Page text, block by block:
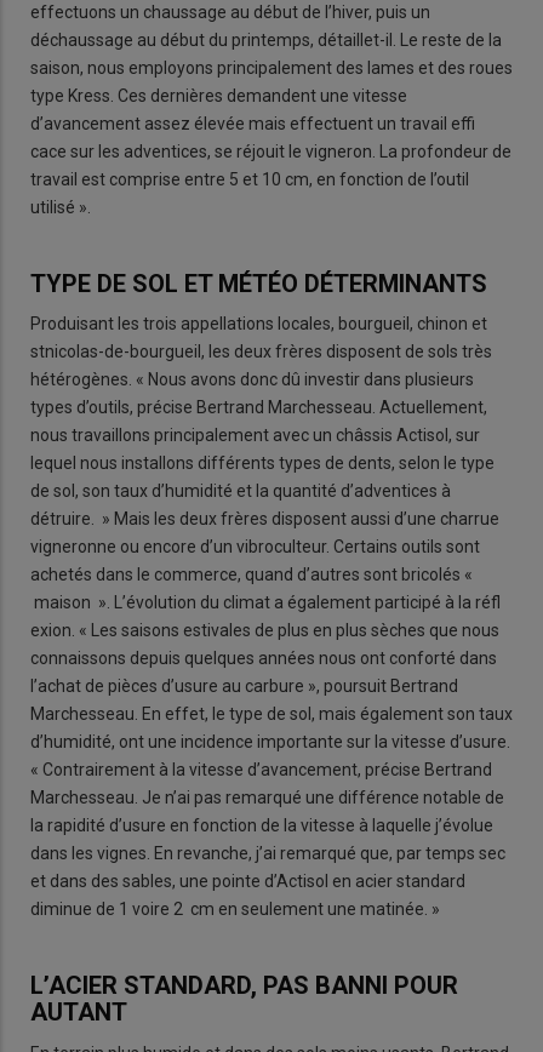
effectuons un chaussage au début de l’hiver, puis un
déchaussage au début du printemps, détaillet-il. Le reste de la
saison, nous employons principalement des lames et des roues
type Kress. Ces dernières demandent une vitesse
d’avancement assez élevée mais effectuent un travail effi
cace sur les adventices, se réjouit le vigneron. La profondeur de
travail est comprise entre 5 et 10 cm, en fonction de l’outil
utilisé ».
TYPE DE SOL ET MÉTÉO DÉTERMINANTS
Produisant les trois appellations locales, bourgueil, chinon et
stnicolas-de-bourgueil, les deux frères disposent de sols très
hétérogènes. « Nous avons donc dû investir dans plusieurs
types d’outils, précise Bertrand Marchesseau. Actuellement,
nous travaillons principalement avec un châssis Actisol, sur
lequel nous installons différents types de dents, selon le type
de sol, son taux d’humidité et la quantité d’adventices à
détruire. » Mais les deux frères disposent aussi d’une charrue
vigneronne ou encore d’un vibroculteur. Certains outils sont
achetés dans le commerce, quand d’autres sont bricolés «
maison ». L’évolution du climat a également participé à la réfl
exion. « Les saisons estivales de plus en plus sèches que nous
connaissons depuis quelques années nous ont conforté dans
l’achat de pièces d’usure au carbure », poursuit Bertrand
Marchesseau. En effet, le type de sol, mais également son taux
d’humidité, ont une incidence importante sur la vitesse d’usure.
« Contrairement à la vitesse d’avancement, précise Bertrand
Marchesseau. Je n’ai pas remarqué une différence notable de
la rapidité d’usure en fonction de la vitesse à laquelle j’évolue
dans les vignes. En revanche, j’ai remarqué que, par temps sec
et dans des sables, une pointe d’Actisol en acier standard
diminue de 1 voire 2 cm en seulement une matinée. »
L’ACIER STANDARD, PAS BANNI POUR
AUTANT